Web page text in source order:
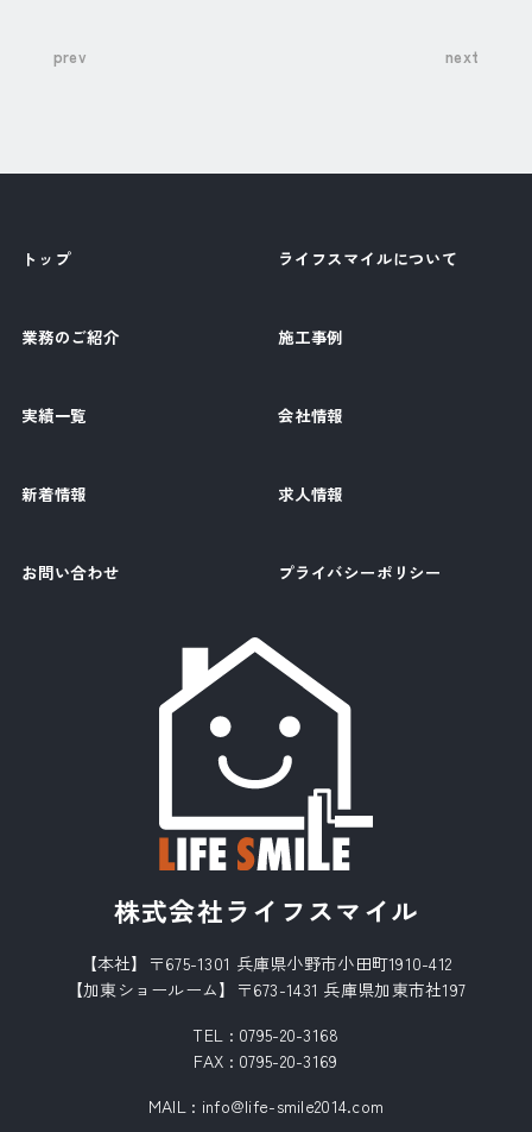
prev next
株式会社ライフスマイル
【本社】〒675-1301 兵庫県小野市小田町1910-412
【加東ショールーム】〒673-1431 兵庫県加東市社197
TEL : 0795-20-3168
FAX : 0795-20-3169
MAIL: info@life-smile2014.com
トップ ライフスマイルについて
業務のご紹介 施工事例
実績一覧 会社情報
新着情報 求人情報
お問い合わせ プライバシーポリシー